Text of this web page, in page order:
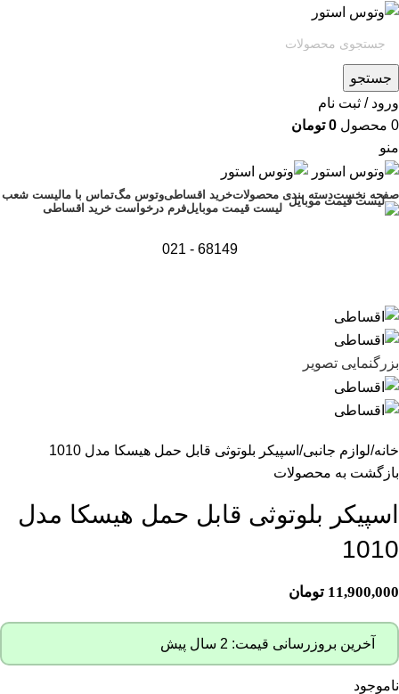
جستجو
ورود / ثبت نام
0 محصول 0 تومان
منو
صفحه نخستدسته بندی محصولاتخرید اقساطیوتوس مگتماس با مالیست شعب
لیست قیمت موبایلفرم درخواست خرید اقساطی
68149 - 021
بزرگنمایی تصویر
خانه لوازم جانبی اسپیکر بلوتوثی قابل حمل هیسکا مدل 1010
بازگشت به محصولات
اسپیکر بلوتوثی قابل حمل هیسکا مدل
1010
11,900,000 تومان
آخرین بروزرسانی قیمت: 2 سال پیش
ناموجود